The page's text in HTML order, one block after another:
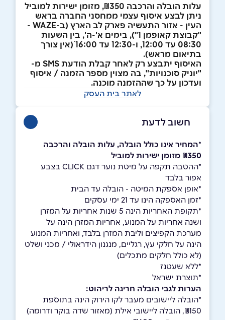
עלות הובלה והרכבה ₪350, מזומן ישירות למוביל
ניתן לבצע איסוף עצמי ממחסני החברה בראש
העין - אזור התעשיה פארק לב הארץ (ב-WAZE -
"קבוצת קאופמן 1"), בימים א'-ה', בין השעות
08:30 עד 12:00, ו-12:30 עד 16:00 ׁ(אין צורך
בתיאום מראש).
האיסוף יתבצע רק לאחר קבלת הודעת SMS מ-
"יוניק סוכנויות", בה מצוין מספר הזמנה / איסוף
ועדכון על כך שההזמנה מוכנה.
לאתר בית העסק
חשוב לדעת
*המחיר אינו כולל הובלה, עלות הובלה והרכבה
₪350 מזומן ישירות למוביל
*ההטבה תקפה על מיטת נוער דגם CLICK בצבע
אפור בלבד
*אופן אספקת המיטה - הובלה עד הבית
*זמן האספקה הינו עד 21 ימי עסקים
*תקופת האחריות הינה 5 שנות אחריות על המזרן
ושנה אחריות על המנוע, אחריות המזרן הינה על
מערכת הקפיצים וליבת המזרן בלבד, ואחריות המנוע
הינה על חלקי עץ, רגליים, מנגנון הידראולי / מכני ושלט
(לא כולל חלקים מתכלים)
ָ*ללא שעטנז
*תוצרת ישראל
הערות לגבי הובלה חריגה לריהוט:
*הובלה ליישובים מעבר לקו הירוק הינה בתוספת
₪150, הובלה ליישובי אילת (מאזור שדה בוקר ודרומה)